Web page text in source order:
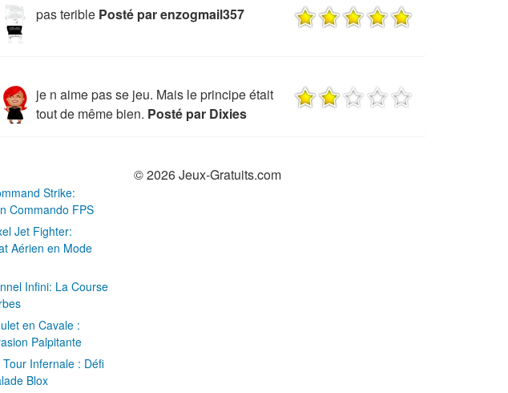
pas terible Posté par enzogmail357
je n aime pas se jeu. Mais le principe était
tout de même bien. Posté par Dixies
Strike:
Commando FPS
Jet Fighter:
Aérien en Mode
Infini: La Course
en Cavale :
Palpitante
Tour Infernale : Défi
Blox
© 2026 Jeux-Gratuits.com